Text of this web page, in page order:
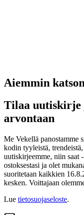
Aiemmin
Tilaa uutiskirje
arvontaan
Me Vekellä panostamme
kodin tyyleistä,
uutiskirjeemme, niin saat
ostoksestasi ja olet
suoritetaan kaikkien
kesken. Voittajaan
Lue tietosuojaseloste.